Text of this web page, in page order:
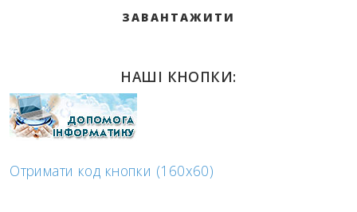
ЗАВАНТАЖИТИ
НАШІ КНОПКИ:
Отримати код кнопки (160x60)